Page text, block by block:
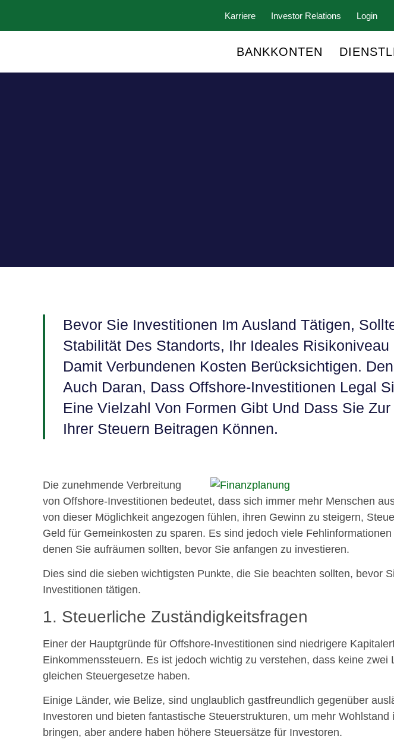
Karriere Investor Relations Login
BANKKONTEN
Bevor Sie Investitionen Im Ausland Tätigen,
Stabilität Des Standorts, Ihr Ideales Risikoniveau
Damit Verbundenen Kosten Berücksichtigen.
Auch Daran, Dass Offshore-Investitionen Legal
Eine Vielzahl Von Formen Gibt Und Dass Sie
Ihrer Steuern Beitragen Können.
Die zunehmende Verbreitung
von Offshore-Investitionen bedeutet, dass sich immer mehr Menschen
von dieser Möglichkeit angezogen fühlen, ihren Gewinn zu steigern,
Geld für Gemeinkosten zu sparen. Es sind jedoch viele
denen Sie aufräumen sollten, bevor Sie anfangen zu investieren.
Dies sind die sieben wichtigsten Punkte, die Sie beachten sollten, bevor
Investitionen tätigen.
1. Steuerliche Zuständigkeitsfragen
Einer der Hauptgründe für Offshore-Investitionen sind niedrigere
Einkommenssteuern. Es ist jedoch wichtig zu verstehen, dass keine zwei
gleichen Steuergesetze haben.
Einige Länder, wie Belize, sind unglaublich gastfreundlich gegenüber
Investoren und bieten fantastische Steuerstrukturen, um mehr Wohlstand
bringen, aber andere haben höhere Steuersätze für Investoren.